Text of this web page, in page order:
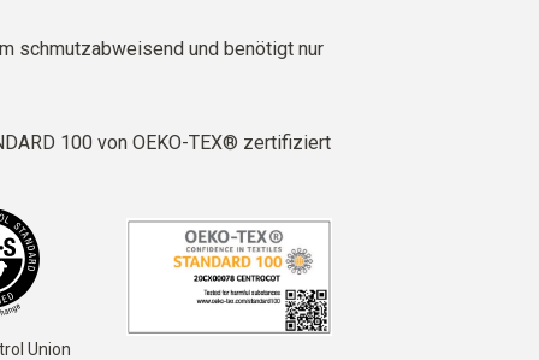
schmutzabweisend und benötigt nur
100 von OEKO-TEX® zertifiziert
Union